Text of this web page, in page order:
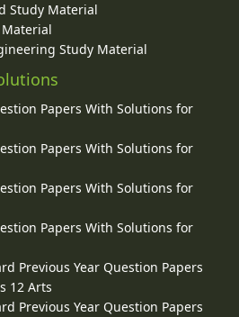
Study Material
Material
Study Material
Papers With Solutions for
Papers With Solutions for
Papers With Solutions for
Papers With Solutions for
Previous Year Question Papers
12 Arts
Previous Year Question Papers